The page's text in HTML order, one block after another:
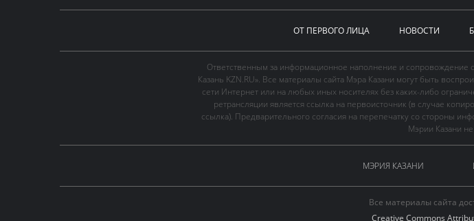
ОТ ПЕРВОГО ЛИЦА НОВОСТИ
Ответственным за информационное наполнение и сопровождение
Казань KZN.RU». Все материалы сайта Мэра Казани могут быть
сети Интернет или на любых иных носителях без каких-либо
ретрансляции является ссылка на первоисточник (в случае
ссылка). Предварительного согласия на перепечатку со стороны
Мэрии Казани не
МЭРИЯ КАЗАНИ
Все материалы сайта
Creative Commons